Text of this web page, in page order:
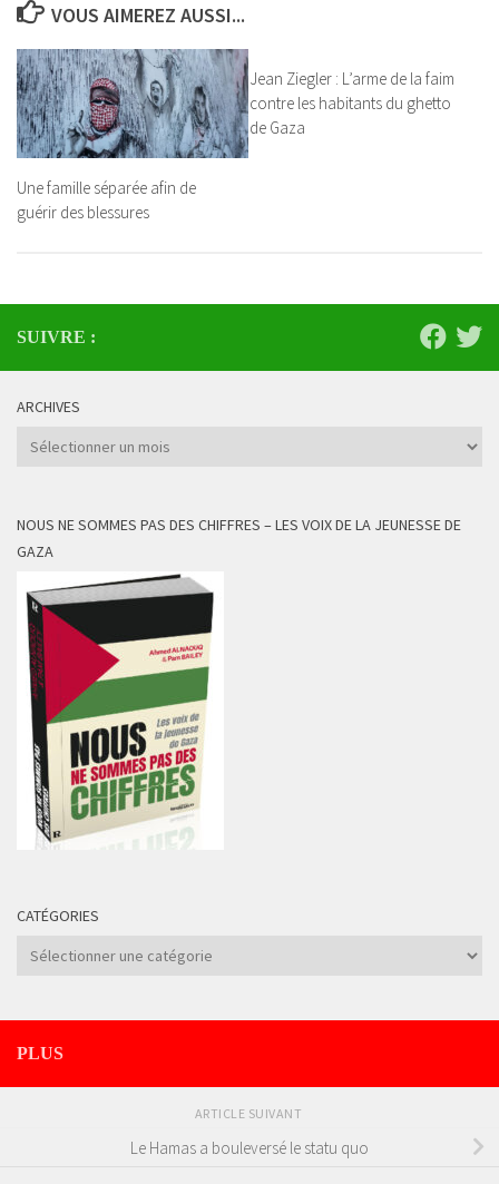
VOUS AIMEREZ AUSSI...
Une famille séparée afin de
guérir des blessures
Jean Ziegler : L’arme de la faim
contre les habitants du ghetto
de Gaza
SUIVRE :
ARCHIVES
Archives
NOUS NE SOMMES PAS DES CHIFFRES – LES VOIX DE LA JEUNESSE DE
GAZA
CATÉGORIES
Catégories
PLUS
ARTICLE SUIVANT
Le Hamas a bouleversé le statu quo